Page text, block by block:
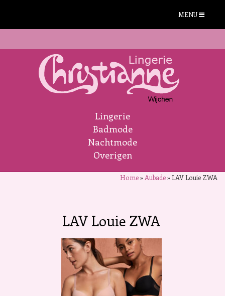
MENU
Lingerie
Badmode
Nachtmode
Overigen
Home» Aubade»LAV Louie ZWA
LAV Louie ZWA